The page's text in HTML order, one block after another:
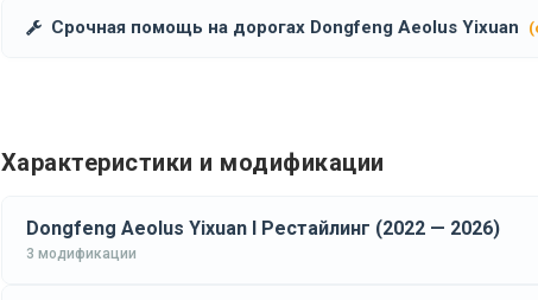
Срочная помощь на дорогах Dongfeng Aeolus Yixuan
Характеристики и модификации
Dongfeng Aeolus Yixuan I Рестайлинг (2022 — 2026)
3 модификации